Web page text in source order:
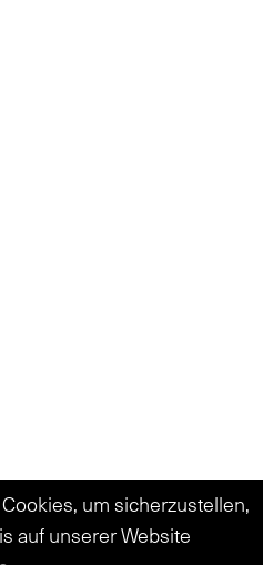
um sicherzustellen,
auf unserer Website